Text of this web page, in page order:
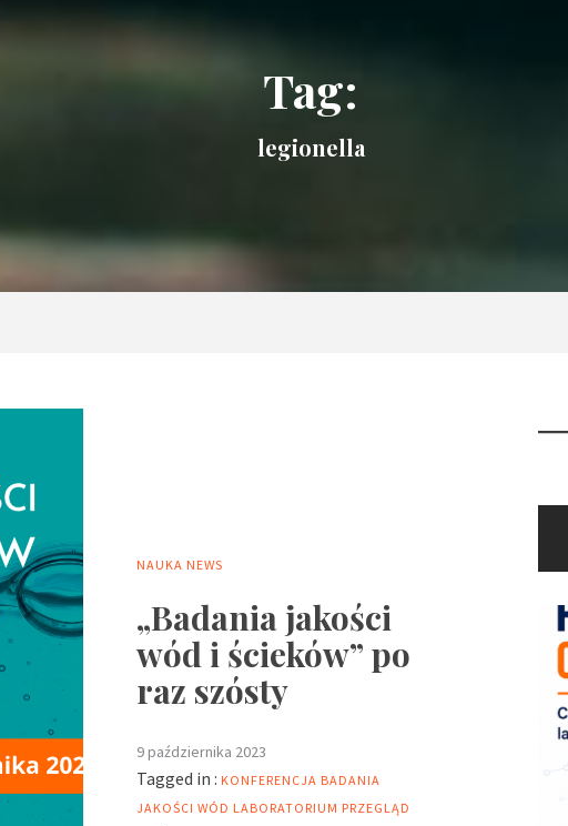
Tag:
legionella
NAUKA NEWS
„Badania jakości
wód i ścieków” po
raz szósty
9 października 2023
Tagged in : KONFERENCJA BADANIA
JAKOŚCI WÓD LABORATORIUM PRZEGLĄD